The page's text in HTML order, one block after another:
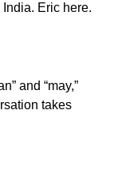
Eric here.
and “may,”
takes